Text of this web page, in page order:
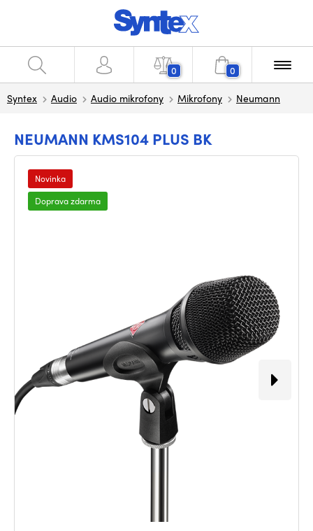
0 0
Syntex Audio Audio mikrofony Mikrofony Neumann
NEUMANN KMS104 PLUS BK
Novinka
Doprava zdarma